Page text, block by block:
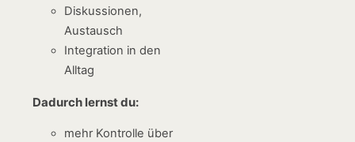
Diskussionen,
Austausch
Integration in den
Alltag
Dadurch lernst du:
mehr Kontrolle über